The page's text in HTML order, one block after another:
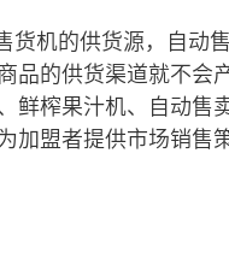
货机的供货源，自动
品的供货渠道就不会
鲜榨果汁机、自动售
加盟者提供市场销售